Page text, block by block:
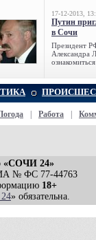
17-12-2013,
Путин
в Сочи
Президент
Александра
Работа
«СОЧИ 24»
№ ФС 77-44763
18+
» обязательна.